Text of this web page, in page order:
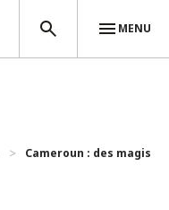
MENU
Cameroun : des